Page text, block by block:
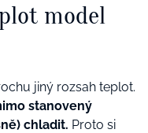
model
jiný rozsah teplot.
stanovený
chladit. Proto si